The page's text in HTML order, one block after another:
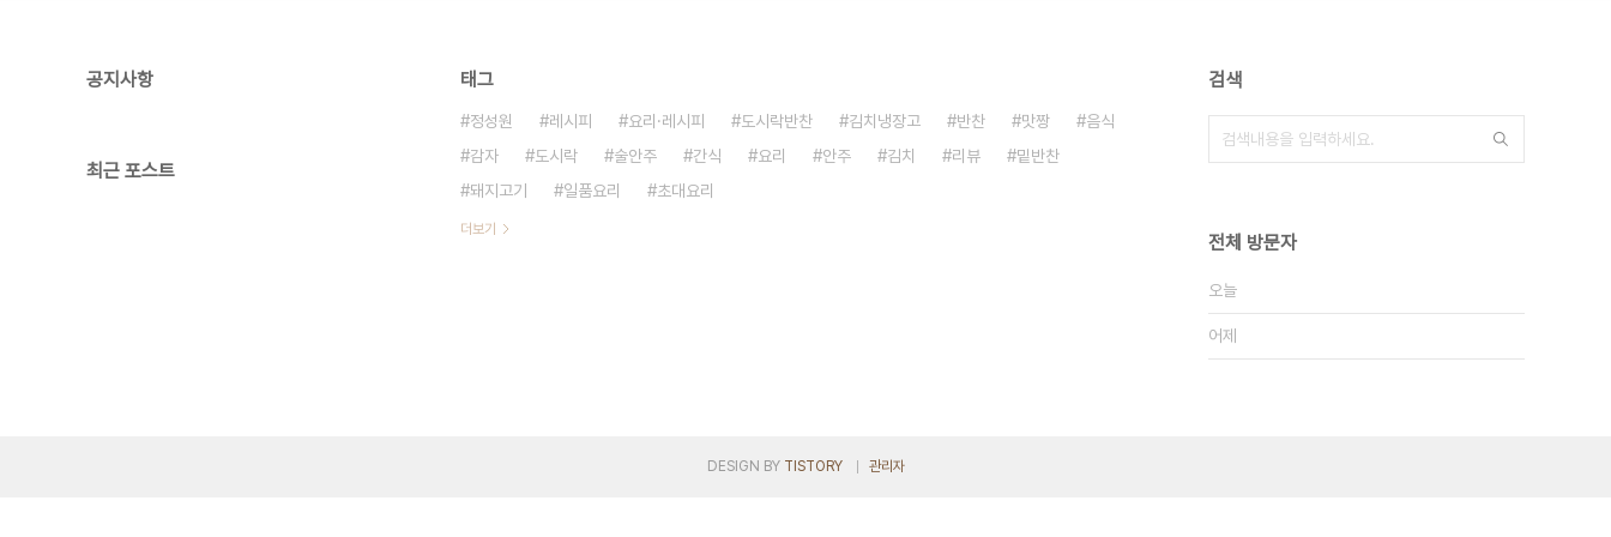
공지사항
최근 포스트
태그
정성원 레시피 요리·레시피 도시락반찬 김치냉장고 반찬 맛짱
음식
감자
도시락 술안주 간식 요리 안주 김치 리뷰
밑반찬
돼지고기
일품요리 초대요리
더보기
검색
전체 방문자
오늘
어제
DESIGN BY TISTORY 관리자